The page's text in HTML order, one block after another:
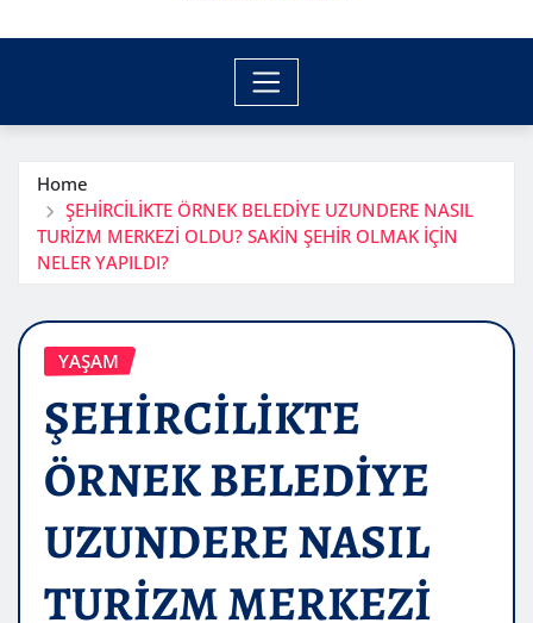
Home
ŞEHİRCİLİKTE ÖRNEK BELEDİYE UZUNDERE NASIL
TURİZM MERKEZİ OLDU? SAKİN ŞEHİR OLMAK İÇİN
NELER YAPILDI?
YAŞAM
ŞEHİRCİLİKTE
ÖRNEK BELEDİYE
UZUNDERE NASIL
TURİZM MERKEZİ